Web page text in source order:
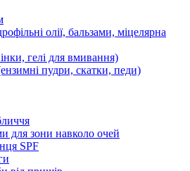
олії, бальзами, міцелярна
гелі для вмивання)
пудри, скатки, педи)
для зони навколо очей
SPF